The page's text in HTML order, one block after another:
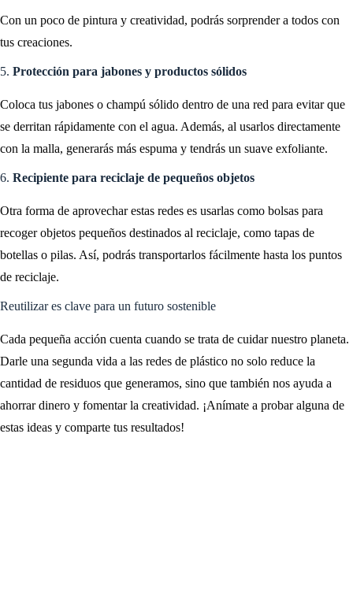
Con un poco de pintura y creatividad, podrás sorprender a todos con
tus creaciones.
5. Protección para jabones y productos sólidos
Coloca tus jabones o champú sólido dentro de una red para evitar que
se derritan rápidamente con el agua. Además, al usarlos directamente
con la malla, generarás más espuma y tendrás un suave exfoliante.
6. Recipiente para reciclaje de pequeños objetos
Otra forma de aprovechar estas redes es usarlas como bolsas para
recoger objetos pequeños destinados al reciclaje, como tapas de
botellas o pilas. Así, podrás transportarlos fácilmente hasta los puntos
de reciclaje.
Reutilizar es clave para un futuro sostenible
Cada pequeña acción cuenta cuando se trata de cuidar nuestro planeta.
Darle una segunda vida a las redes de plástico no solo reduce la
cantidad de residuos que generamos, sino que también nos ayuda a
ahorrar dinero y fomentar la creatividad. ¡Anímate a probar alguna de
estas ideas y comparte tus resultados!